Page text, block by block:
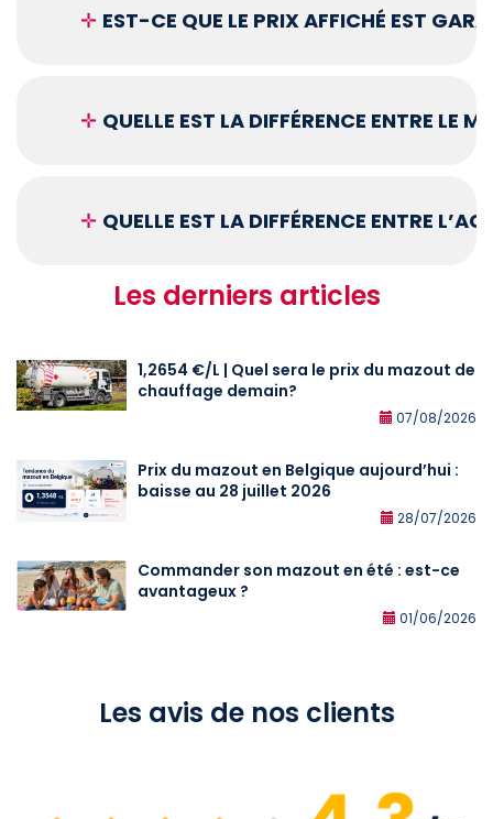
✛ EST-CE QUE LE PRIX AFFICHÉ EST
✛ QUELLE EST LA DIFFÉRENCE ENTRE LE
✛ QUELLE EST LA DIFFÉRENCE ENTRE
Les derniers articles
1,2654 €/L | Quel sera le prix du mazout de
chauffage demain?
07/08/2026
Prix du mazout en Belgique aujourd’hui :
baisse au 28 juillet 2026
28/07/2026
Commander son mazout en été : est-ce
avantageux ?
01/06/2026
Les avis de nos clients